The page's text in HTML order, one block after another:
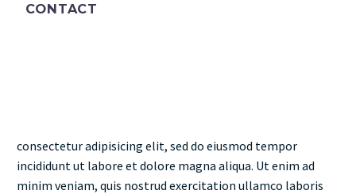
CONTACT
consectetur adipisicing elit, sed do eiusmod tempor
incididunt ut labore et dolore magna aliqua. Ut enim ad
minim veniam, quis nostrud exercitation ullamco laboris